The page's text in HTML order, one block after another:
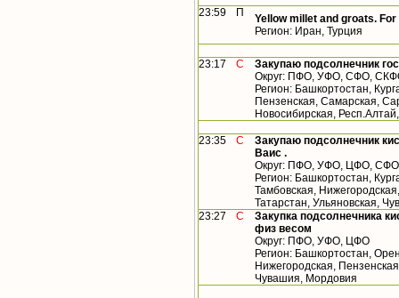
23:59 П Yellow millet and groats.
Регион: Иран, Турция
23:17 С
Закупаю подсолнечник
Округ: ПФО, УФО, СФО,
Регион: Башкортостан,
Пензенская, Самарская,
Новосибирская,
23:35 С
Закупаю подсолнечник
Ваис .
Округ: ПФО, УФО, ЦФО, СФО
Регион: Башкортостан,
Тамбовская,
Татарстан, Ульяновская,
23:27
С
Закупка подсолнечника
физ весом
Округ: ПФО, УФО, ЦФО
Регион: Башкортостан,
Нижегородская,
Чувашия, Мордовия